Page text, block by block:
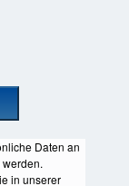
Daten an
in unserer